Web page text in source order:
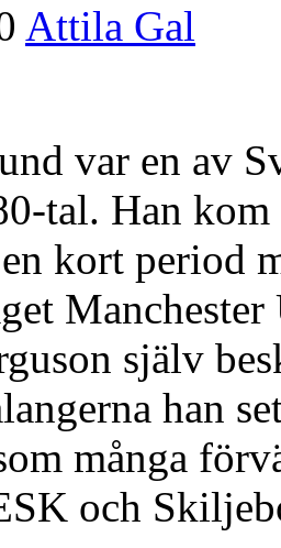
Attila Gal
var en av
tal. Han
kort period
själv
han
många
och